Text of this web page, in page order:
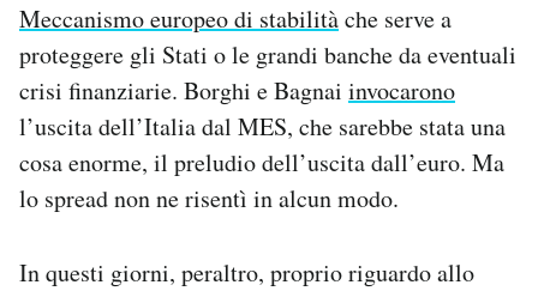
Meccanismo europeo di stabilitàche serve a
proteggere gli Stati o le grandi banche da eventuali
crisi finanziarie. Borghi e Bagnai invocarono
l’uscita dell’Italia dal MES, che sarebbe stata una
cosa enorme, il preludio dell’uscita dall’euro. Ma
lo spread non ne risentì in alcun modo.
In questi giorni, peraltro, proprio riguardo allo